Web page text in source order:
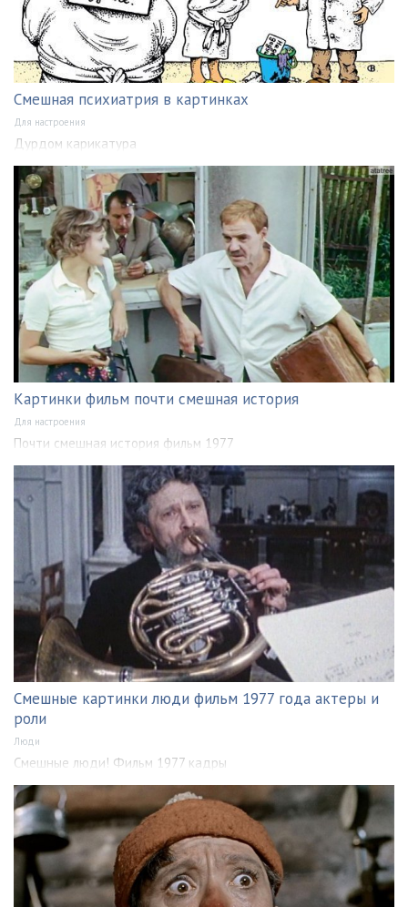
Смешная психиатрия в картинках
Для настроения
Дурдом карикатура
Картинки фильм почти смешная история
Для настроения
Почти смешная история фильм 1977
Смешные картинки люди фильм 1977 года актеры и
роли
Люди
Смешные люди! Фильм 1977 кадры